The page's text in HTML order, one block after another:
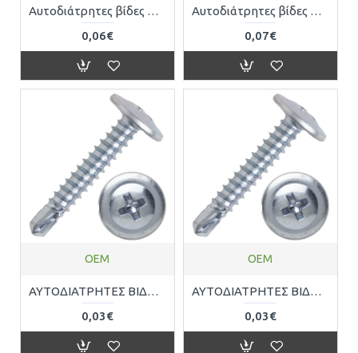
Αυτοδιάτρητες βίδες σταυρού 4.2 x 35 mm 7981442350
0,06€
Αυτοδιάτρητες βίδες σταυρού 4.2 x 38 mm 7981442380
0,07€
OEM
ΑΥΤΟΔΙΑΤΡΗΤΕΣ ΒΙΔΕΣ ΣΤΑΥΡΟΥ ΜΕ ΦΑΡΔΙ ΚΕΦΑΛΙ 4,2mmx16mm OEM 300435
0,03€
OEM
ΑΥΤΟΔΙΑΤΡΗΤΕΣ ΒΙΔΕΣ ΣΤΑΥΡΟΥ ΜΕ ΦΑΡΔΙ ΚΕΦΑΛΙ 4,2mmx19mm OEM 300442
0,03€